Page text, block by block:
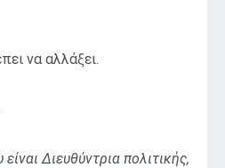
να αλλάξει.
Διευθύντρια πολιτικής,